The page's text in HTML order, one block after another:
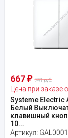
667 ₽ 741 руб.
Цена при заказе
Systeme Electric
Белый
клавишный
10...
Артикул: